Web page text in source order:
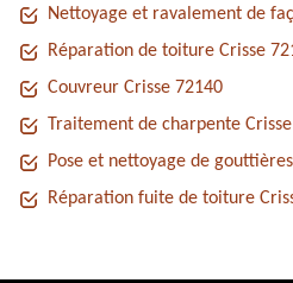
Nettoyage et ravalement de
Réparation de toiture Crisse
Couvreur Crisse 72140
Traitement de charpente
Pose et nettoyage de
Réparation fuite de toiture